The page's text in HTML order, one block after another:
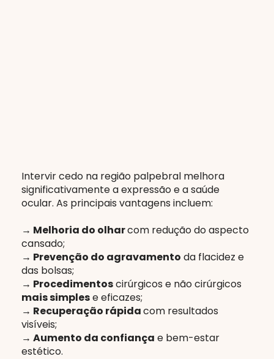
Intervir cedo na região palpebral melhora
significativamente a expressão e a saúde
ocular. As principais vantagens incluem:
→ Melhoria do olharcom redução do aspecto
cansado;
→ Prevenção do agravamento da flacidez e
das bolsas;
→ Procedimentoscirúrgicos e não cirúrgicos
mais simplese eficazes;
→ Recuperação rápidacom resultados
visíveis;
→ Aumento da confiança e bem-estar
estético.